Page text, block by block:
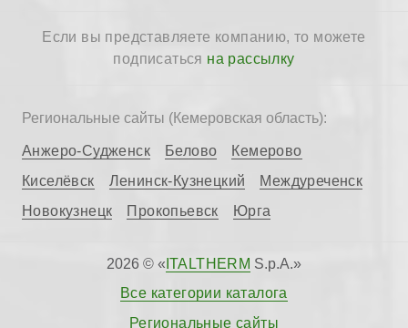
Если вы представляете компанию, то можете
подписаться на рассылку
Региональные сайты (Кемеровская область):
Анжеро-Судженск Белово
Кемерово
Киселёвск
Ленинск-Кузнецкий
Междуреченск
Новокузнецк
Прокопьевск Юрга
2026 © « ITALTHERM S.p.A.»
Все категории каталога
Региональные сайты